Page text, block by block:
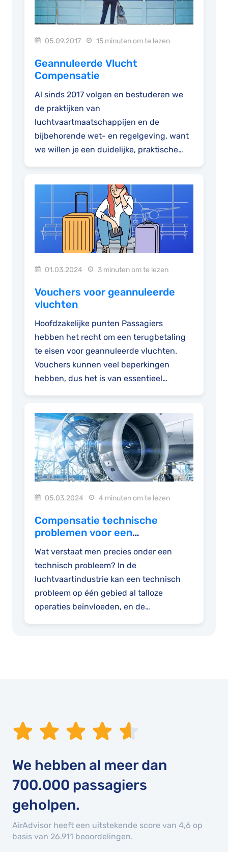
05.09.2017 15 minuten om te lezen
Geannuleerde Vlucht
Compensatie
Al sinds 2017 volgen en bestuderen we
de praktijken van
luchtvaartmaatschappijen en de
bijbehorende wet- en regelgeving, want
we willen je een duidelijke, praktische
01.03.2024 3 minuten om te lezen
Vouchers voor geannuleerde
vluchten
Hoofdzakelijke punten Passagiers
hebben het recht om een terugbetaling
te eisen voor geannuleerde vluchten.
Vouchers kunnen veel beperkingen
hebben, dus het is van essentieel
05.03.2024 4 minuten om te lezen
Compensatie technische
problemen voor een
Wat verstaat men precies onder een
technisch probleem? In de
luchtvaartindustrie kan een technisch
probleem op één gebied al talloze
operaties beïnvloeden, en de
We hebben al meer dan
700.000 passagiers
geholpen.
AirAdvisor heeft een uitstekende score van 4,6 op
basis van 26.911 beoordelingen.